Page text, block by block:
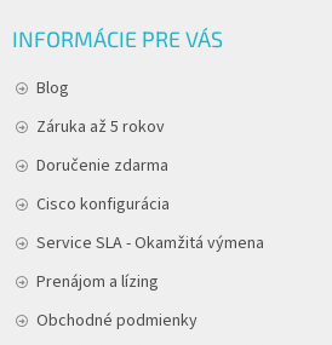
INFORMÁCIE PRE VÁS
Blog
Záruka až 5 rokov
Doručenie zdarma
Cisco konfigurácia
Service SLA - Okamžitá výmena
Prenájom a lízing
Obchodné podmienky